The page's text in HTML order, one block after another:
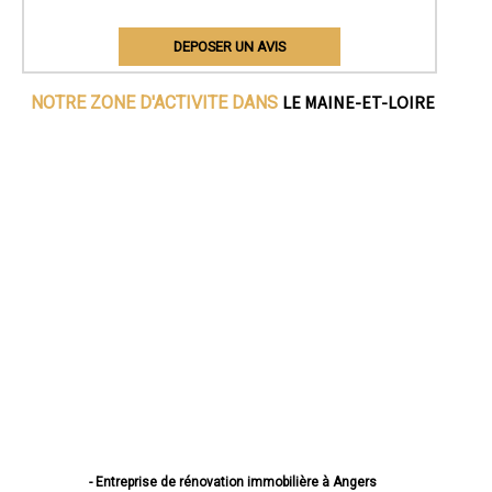
DEPOSER UN AVIS
NOTRE ZONE D'ACTIVITE DANS LE MAINE-ET-LOIRE
- Entreprise de rénovation immobilière à Angers